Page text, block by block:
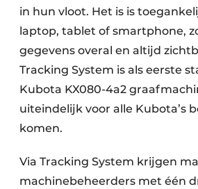
in hun vloot. Het is is
laptop, tablet of smartphone,
gegevens overal en altijd
Tracking System is als eerste
Kubota KX080-4a2
uiteindelijk voor alle Kubota’s
komen.
Via Tracking System krijgen
machinebeheerders met één